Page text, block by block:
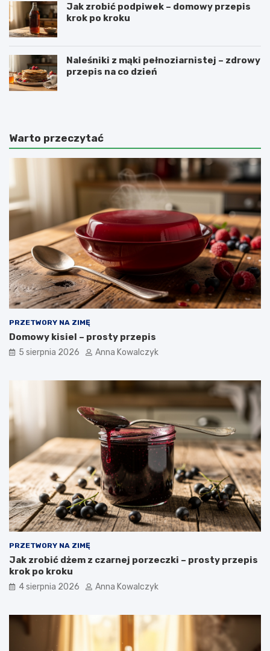
Jak zrobić podpiwek – domowy przepis
krok po kroku
Naleśniki z mąki pełnoziarnistej – zdrowy
przepis na co dzień
Warto przeczytać
PRZETWORY NA ZIMĘ
Domowy kisiel – prosty przepis
5 sierpnia 2026 Anna Kowalczyk
PRZETWORY NA ZIMĘ
Jak zrobić dżem z czarnej porzeczki – prosty przepis
krok po kroku
4 sierpnia 2026 Anna Kowalczyk